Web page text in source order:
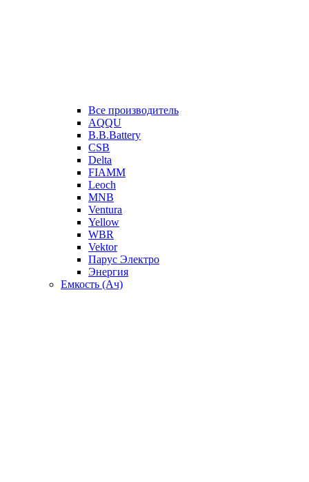
Все производитель
AQQU
B.B.Battery
CSB
Delta
FIAMM
Leoch
MNB
Ventura
Yellow
WBR
Vektor
Парус Электро
Энергия
Емкость (Ач)